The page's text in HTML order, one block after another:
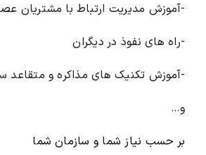
-آموزش مدیریت ارتباط با مشتریان
-راه های نفوذ در دیگران
-آموزش تکنیک های مذاکره و متقاعد
و…
بر حسب نیاز شما و سازمان شما